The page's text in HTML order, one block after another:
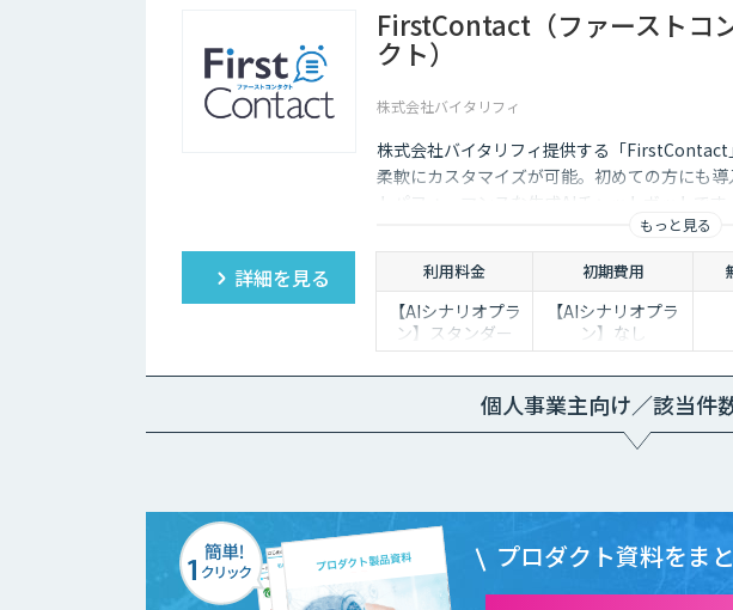
FirstContact（ファーストコ
クト）
株式会社バイタリフィ
株式会社バイタリフィ提供する「FirstContact
柔軟にカスタマイズが可能。初めての方にも
トパフォーマンスな生成AIチャットボットです。
もっと見る
詳細を見る 利用料金 初期費用
【AIシナリオプラ
ン】スタンダー
ド：￥2,980～/
月、プレミアム：
￥15,000～/月、プ
ロ：￥29,000～/月
（10万PVを超える
問回数～5000回、
超過分は別途請
求）
【AIシナリオプラ
ン】なし
【生成AIプラ
ン】：￥100,000
個人事業主向け／該当
プロダクト資料をま